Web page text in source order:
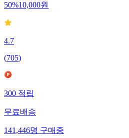
50%10,000원
4.7
(705)
300 적립
무료배송
141,446명 구매중